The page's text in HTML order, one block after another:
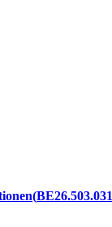
BE26.503.031